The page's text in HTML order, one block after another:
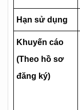
Hạn sử dụng
Khuyến cáo
(Theo hồ sơ
đăng ký)